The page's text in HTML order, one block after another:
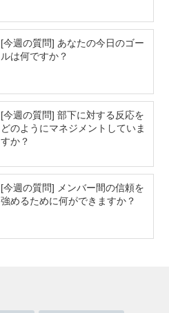
[今週の質問] あなたの今日のゴー
ルは何ですか？
[今週の質問] 部下に対する反応を
どのようにマネジメントしていま
すか？
[今週の質問] メンバー間の信頼を
強めるために何ができますか？